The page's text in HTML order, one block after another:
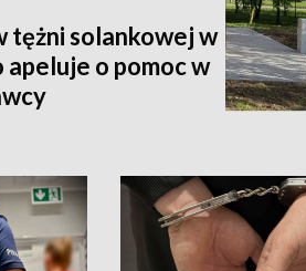
tężni solankowej w
o pomoc w